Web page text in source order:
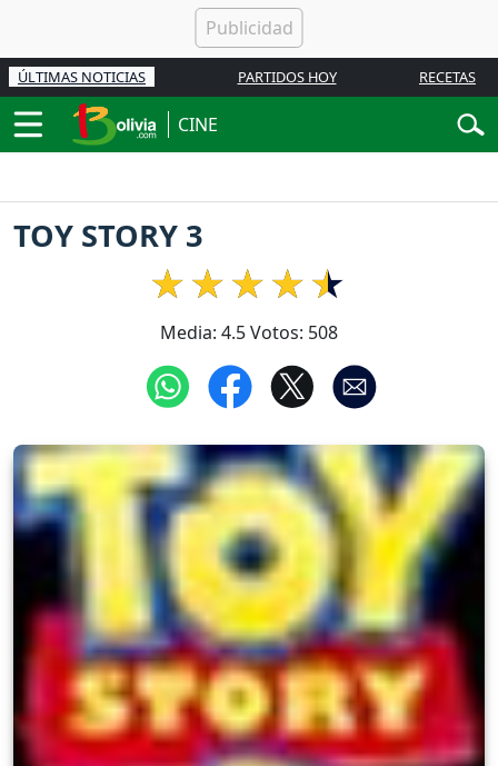
ÚLTIMAS NOTICIAS PARTIDOS HOY RECETAS
CINE
TOY STORY 3
Media: 4.5Votos: 508